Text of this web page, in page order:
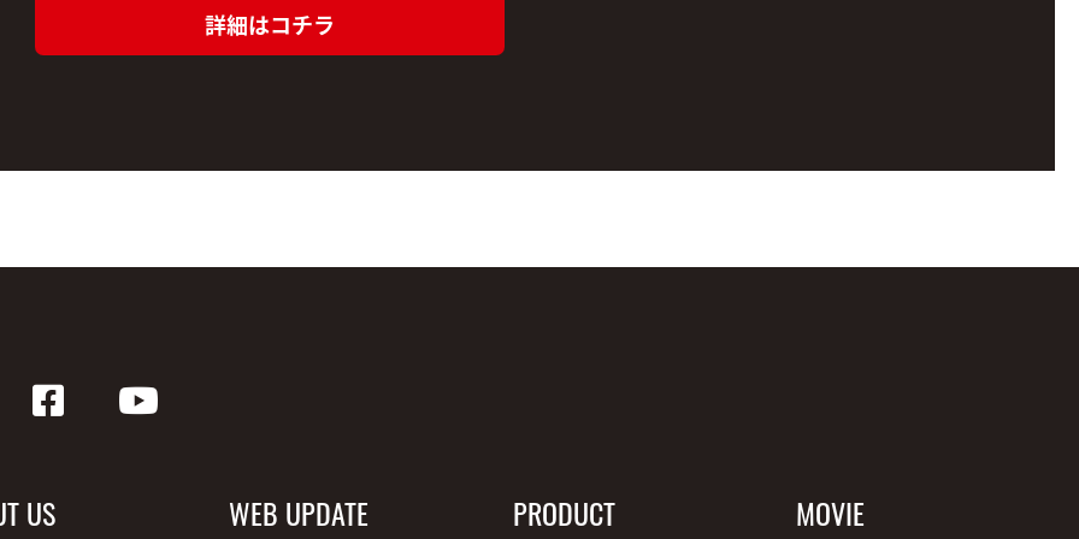
詳細はコチラ
US WEB UPDATE PRODUCT MOVIE